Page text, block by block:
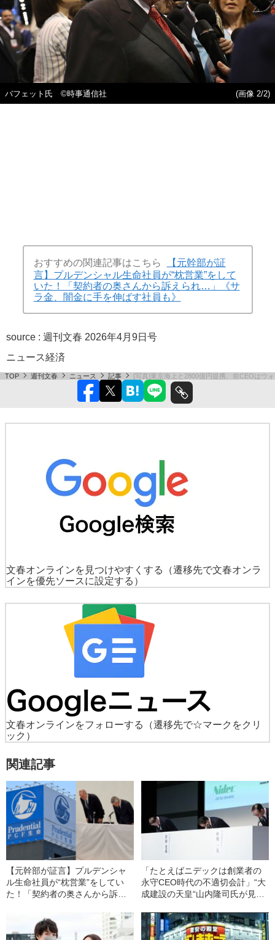
バフェット氏 ©時事通信社 (画像 2/2)
おすすめの関連記事はこちら
【元幹部が証
言】プルデンシャル生命社員が“枕営業”をして
いた！「契約者の奥さんから訴えられ…」《サ
ラ金、闇金に手を伸ばす社員も》
source : 週刊文春 2026年4月9日号
ニュース経済
TOP 週刊文春 ニュース 記事 [写真]東京海上と2800億円提携、前CEOはウ
文春オンラインを見つけやすくする
（遷移先で文春オンラ
インを優先ソースに設定する）
文春オンラインをフォローする
（遷移先で☆マークをクリ
ック）
関連記事
【元幹部が証言】プルデンシャ
ル生命社員が“枕営業”をしてい
た！「契約者の奥さんから訴え
伸ばす社員も》
「たとえばニデックは創業者の
永守CEO時代の不適切会計」“大
成建設の天皇“山内隆司氏が見抜
《フジテレビ、日産、損保ジャ
パン…》